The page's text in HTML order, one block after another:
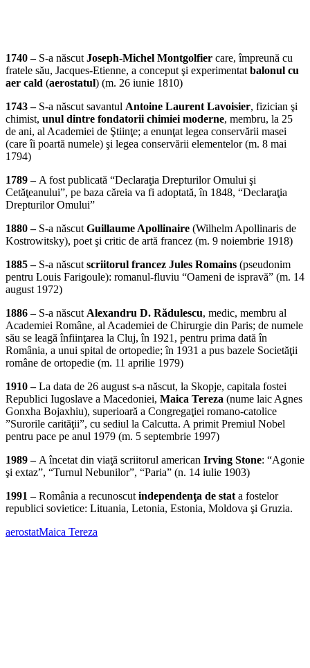
1740 – S-a născut Joseph-Michel Montgolfier care, împreună cu
fratele său, Jacques-Etienne, a conceput şi experimentat balonul cu
aer cald (aerostatul) (m. 26 iunie 1810)
1743 – S-a născut savantul Antoine Laurent Lavoisier, fizician şi
chimist, unul dintre fondatorii chimiei moderne, membru, la 25
de ani, al Academiei de Ştiinţe; a enunţat legea conservării masei
(care îi poartă numele) şi legea conservării elementelor (m. 8 mai
1794)
1789 – A fost publicată “Declaraţia Drepturilor Omului şi
Cetăţeanului”, pe baza căreia va fi adoptată, în 1848, “Declaraţia
Drepturilor Omului”
1880 – S-a născut Guillaume Apollinaire (Wilhelm Apollinaris de
Kostrowitsky), poet şi critic de artă francez (m. 9 noiembrie 1918)
1885 – S-a născut scriitorul francez Jules Romains (pseudonim
pentru Louis Farigoule): romanul-fluviu “Oameni de ispravă” (m. 14
august 1972)
1886 – S-a născut Alexandru D. Rădulescu, medic, membru al
Academiei Române, al Academiei de Chirurgie din Paris; de numele
său se leagă înfiinţarea la Cluj, în 1921, pentru prima dată în
România, a unui spital de ortopedie; în 1931 a pus bazele Societăţii
române de ortopedie (m. 11 aprilie 1979)
1910 –La data de 26 august s-a născut, la Skopje, capitala fostei
Republici Iugoslave a Macedoniei, Maica Tereza (nume laic Agnes
Gonxha Bojaxhiu), superioară a Congregaţiei romano-catolice
”Surorile carităţii”, cu sediul la Calcutta. A primit Premiul Nobel
pentru pace pe anul 1979 (m. 5 septembrie 1997)
1989 – A încetat din viaţă scriitorul american Irving Stone: “Agonie
şi extaz”, “Turnul Nebunilor”, “Paria” (n. 14 iulie 1903)
1991 –România a recunoscut independenţa de stat a fostelor
republici sovietice: Lituania, Letonia, Estonia, Moldova şi Gruzia.
aerostatMaica Tereza